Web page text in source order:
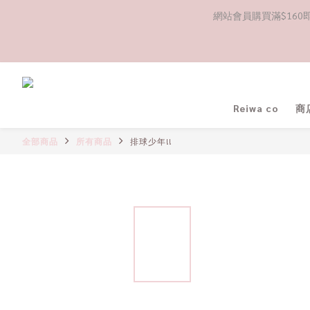
網站會員購買滿$160
Reiwa co 商
全部商品 所有商品 排球少年!!